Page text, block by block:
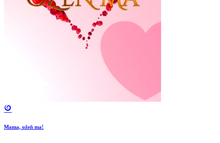
Mama, ožeň ma!